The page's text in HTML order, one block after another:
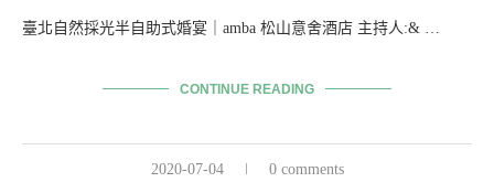
臺北自然採光半自助式婚宴｜amba 松山意舍酒店 主持人:& …
CONTINUE READING
2020-07-04 0 comments